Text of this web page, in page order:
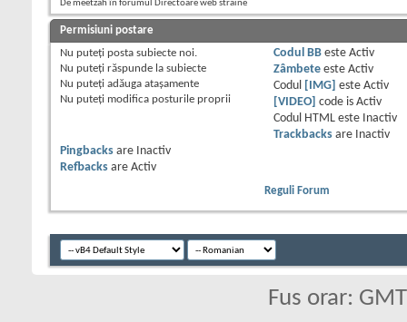
De meetzah în forumul Directoare web straine
Permisiuni postare
Nu puteţi posta subiecte noi.
Nu puteţi răspunde la subiecte
Nu puteţi adăuga ataşamente
Nu puteţi modifica posturile proprii
Codul BBeste Activ
Zâmbeteeste Activ
Codul
[IMG] este Activ
[VIDEO] code is Activ
Codul HTML este
Inactiv
Trackbacksare
Inactiv
Pingbacks are
Inactiv
Refbacks are Activ
Reguli Forum
Fus orar: